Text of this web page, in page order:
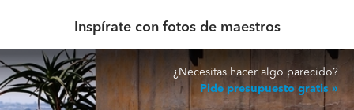
Inspírate con fotos de maestros
¿Necesitas hacer algo parecido?
Pide presupuesto gratis